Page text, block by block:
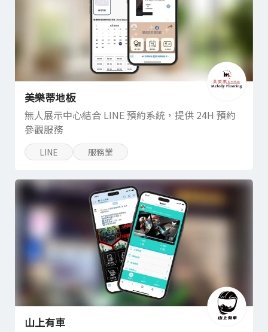
美樂蒂地板
無人展示中心結合 LINE 預約系統，提供 24H 預約
參觀服務
LINE 服務業
山上有車